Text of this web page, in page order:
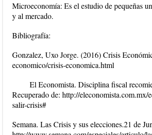
Microeconomía: Es el estudio de pequeñas
y al mercado.
Bibliografía:
Gonzalez, Uxo Jorge. (2016) Crisis
economico/crisis-economica.html
El Economista. Disciplina fiscal
Recuperado de: http://
salir-crisis#
Semana. Las Crisis y sus elecciones.21 de